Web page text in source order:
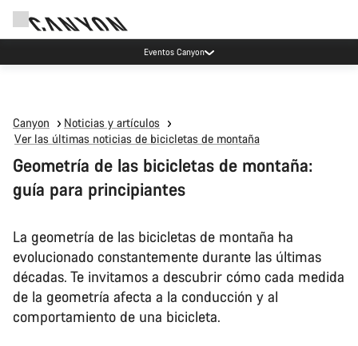
Eventos Canyon
Canyon
Noticias y artículos
Ver las últimas noticias de bicicletas de montaña
Geometría de las bicicletas de montaña:
guía para principiantes
La geometría de las bicicletas de montaña ha
evolucionado constantemente durante las últimas
décadas. Te invitamos a descubrir cómo cada medida
de la geometría afecta a la conducción y al
comportamiento de una bicicleta.